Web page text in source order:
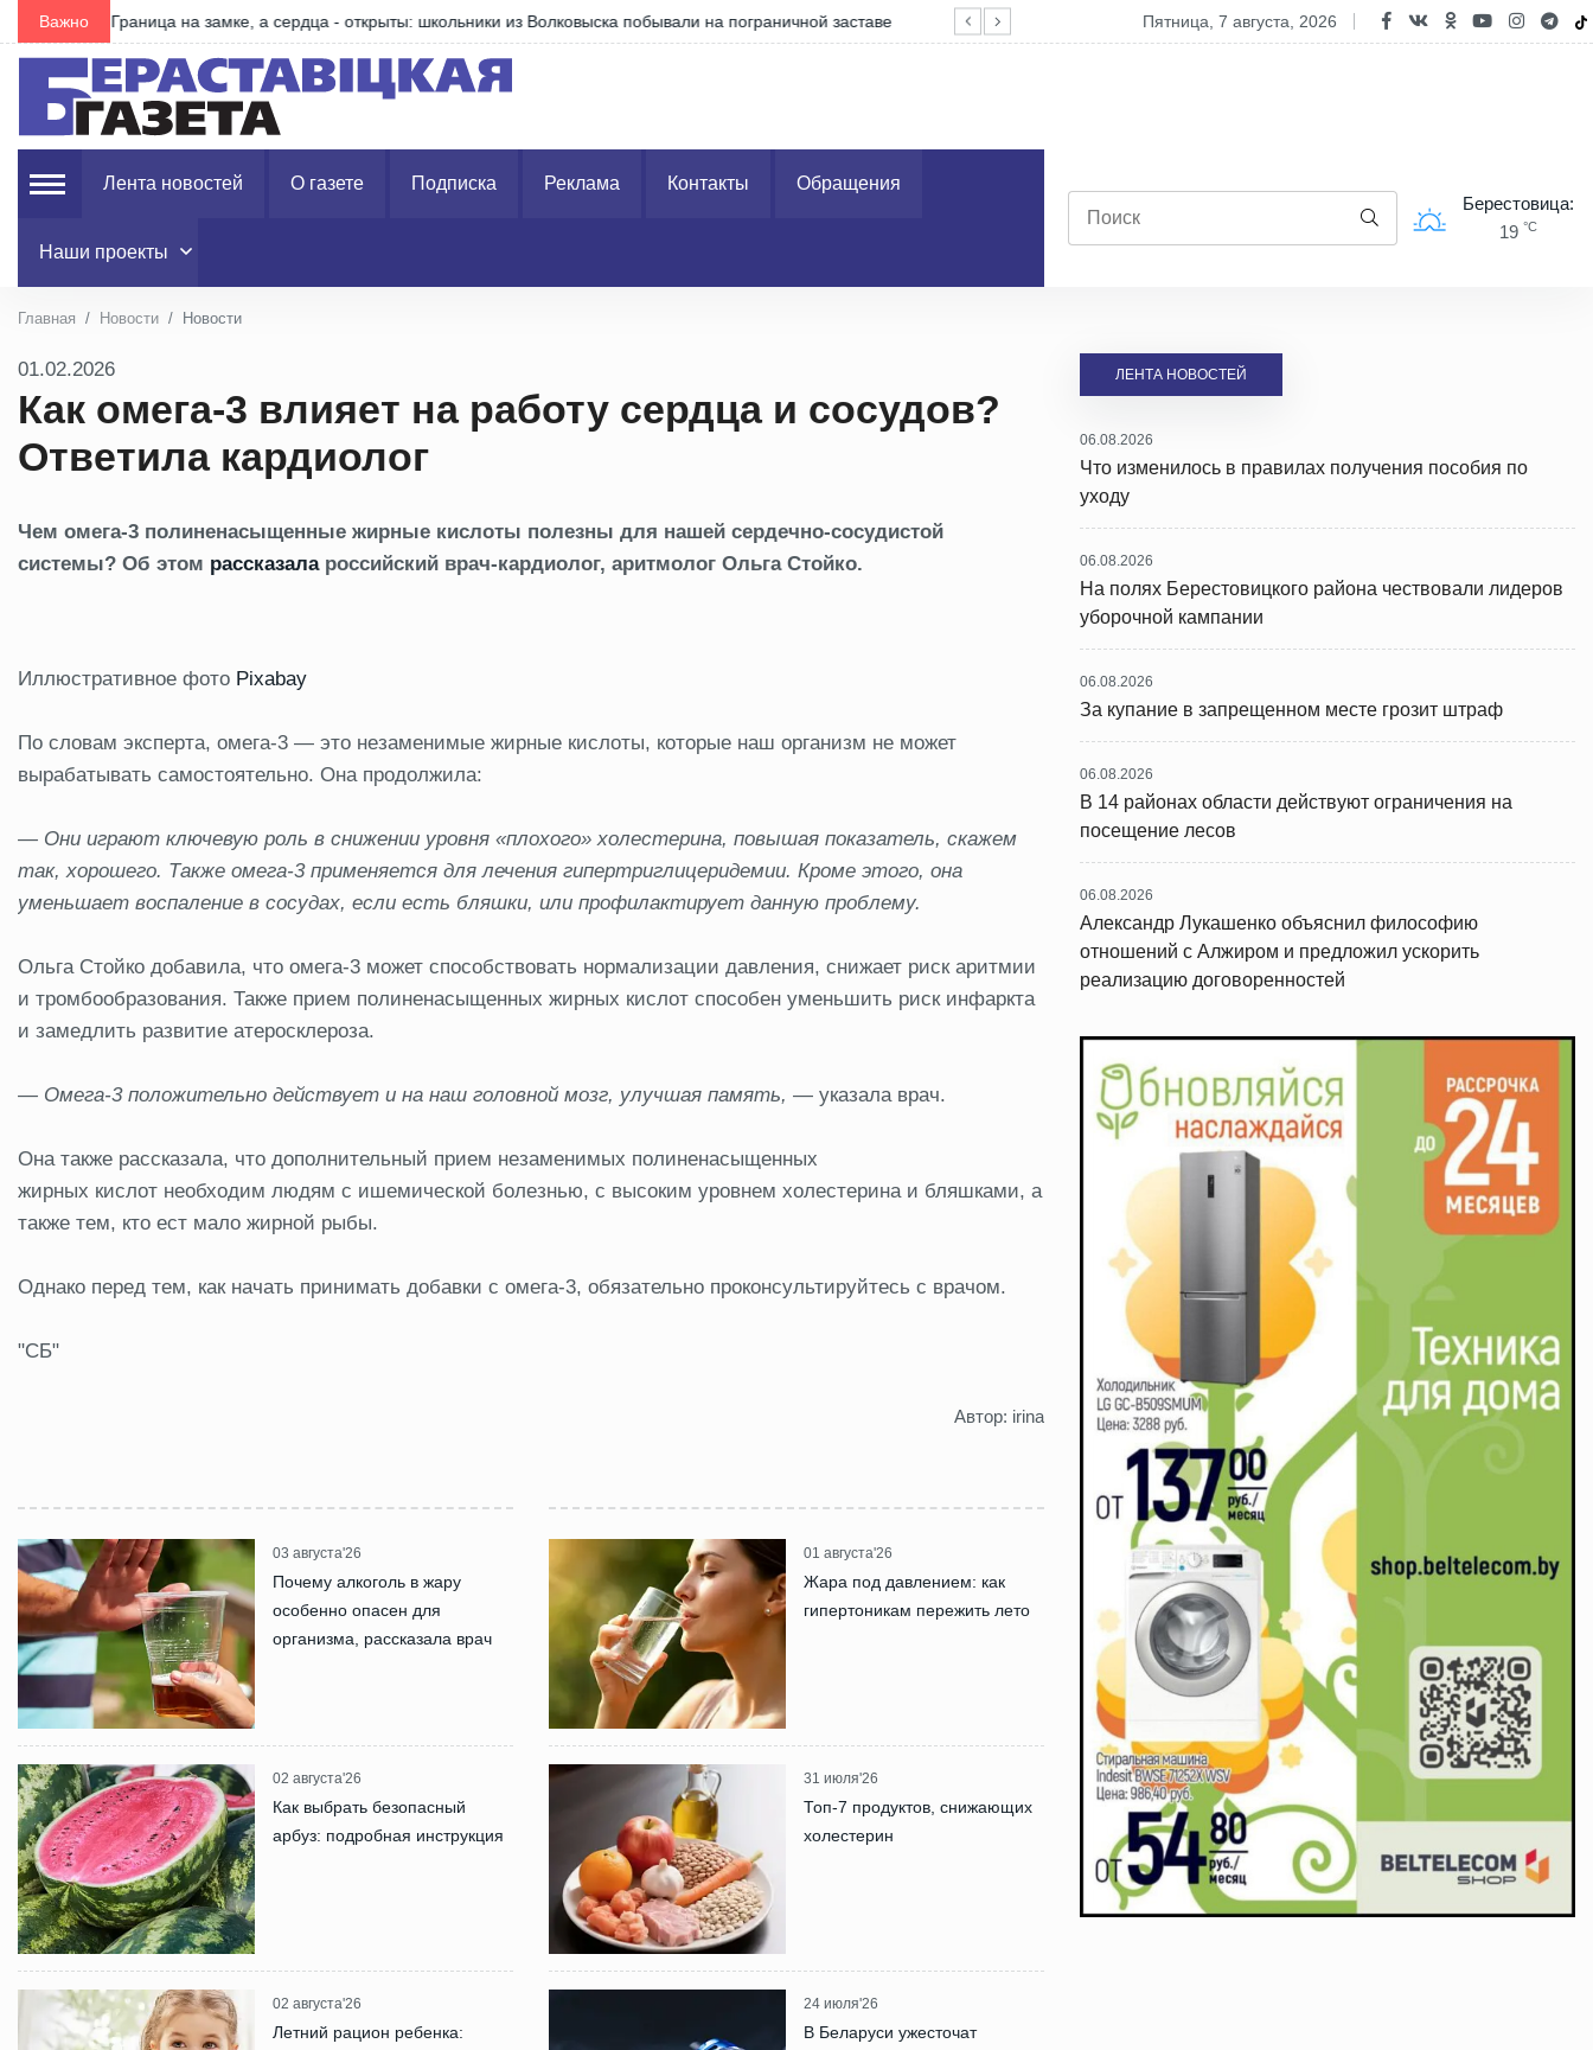
Важно Что изменилось в правилах получения пособия по уходу На полях Берестовицкого района чествовали лидеров уборочной
пятница, 7 августа, 2026
Лента новостей О газете Подписка Реклама Контакты Обращения
Наши проекты
Берестовица:
19 °C
Главная Новости Новости
01.02.2026
Как омега-3 влияет на работу сердца и сосудов?
Ответила кардиолог
Чем омега-3 полиненасыщенные жирные кислоты полезны для нашей сердечно-сосудистой
системы? Об этом рассказалароссийский врач-кардиолог, аритмолог Ольга Стойко.
Иллюстративное фото Pixabay
По словам эксперта, омега-3 — это незаменимые жирные кислоты, которые наш организм не может
вырабатывать самостоятельно. Она продолжила:
— Они играют ключевую роль в снижении уровня «плохого» холестерина, повышая показатель, скажем
так, хорошего. Также омега-3 применяется для лечения гипертриглицеридемии. Кроме этого, она
уменьшает воспаление в сосудах, если есть бляшки, или профилактирует данную проблему.
Ольга Стойко добавила, что омега-3 может способствовать нормализации давления, снижает риск аритмии
и тромбообразования. Также прием полиненасыщенных жирных кислот способен уменьшить риск инфаркта
и замедлить развитие атеросклероза.
— Омега-3 положительно действует и на наш головной мозг, улучшая память, — указала врач.
Она также рассказала, что дополнительный прием незаменимых полиненасыщенных
жирных кислот необходим людям с ишемической болезнью, с высоким уровнем холестерина и бляшками, а
также тем, кто ест мало жирной рыбы.
Однако перед тем, как начать принимать добавки с омега-3, обязательно проконсультируйтесь с врачом.
"СБ"
Автор: irina
03 августа'26
Почему алкоголь в жару
особенно опасен для
организма, рассказала врач
02 августа'26
Как выбрать безопасный
арбуз: подробная инструкция
02 августа'26
Летний рацион ребенка:
01 августа'26
Жара под давлением: как
гипертоникам пережить лето
31 июля'26
Топ-7 продуктов, снижающих
холестерин
24 июля'26
В Беларуси ужесточат
ЛЕНТА НОВОСТЕЙ
06.08.2026
Что изменилось в правилах получения пособия по
уходу
06.08.2026
На полях Берестовицкого района чествовали лидеров
уборочной кампании
06.08.2026
За купание в запрещенном месте грозит штраф
06.08.2026
В 14 районах области действуют ограничения на
посещение лесов
06.08.2026
Александр Лукашенко объяснил философию
отношений с Алжиром и предложил ускорить
реализацию договоренностей